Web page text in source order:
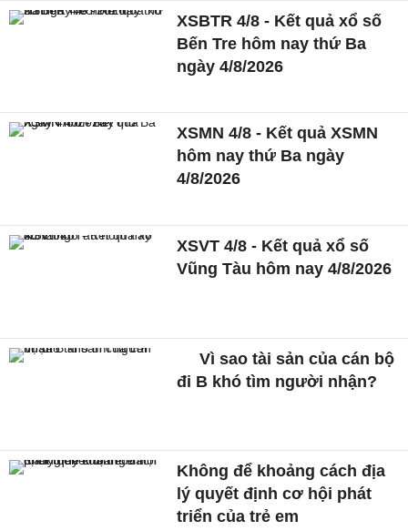
XSBTR 4/8 - Kết quả xổ số
Bến Tre hôm nay thứ Ba
ngày 4/8/2026
XSMN 4/8 - Kết quả XSMN
hôm nay thứ Ba ngày
4/8/2026
XSVT 4/8 - Kết quả xổ số
Vũng Tàu hôm nay 4/8/2026
Vì sao tài sản của cán bộ
đi B khó tìm người nhận?
Không để khoảng cách địa
lý quyết định cơ hội phát
triển của trẻ em